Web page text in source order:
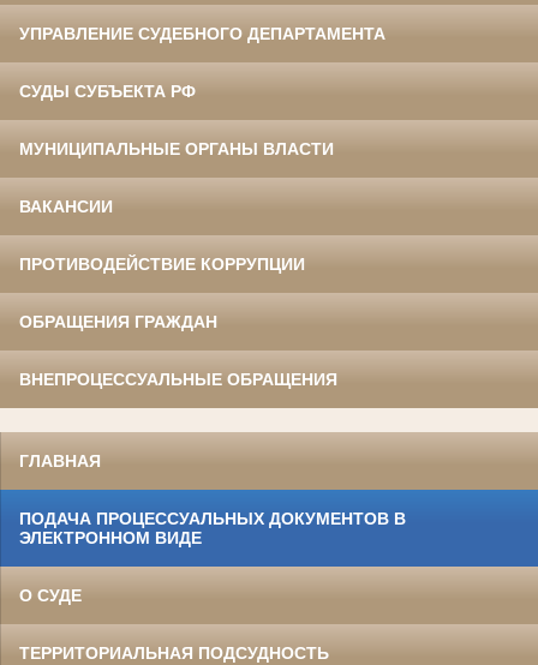
УПРАВЛЕНИЕ СУДЕБНОГО ДЕПАРТАМЕНТА
СУДЫ СУБЪЕКТА РФ
МУНИЦИПАЛЬНЫЕ ОРГАНЫ ВЛАСТИ
ВАКАНСИИ
ПРОТИВОДЕЙСТВИЕ КОРРУПЦИИ
ОБРАЩЕНИЯ ГРАЖДАН
ВНЕПРОЦЕССУАЛЬНЫЕ ОБРАЩЕНИЯ
ГЛАВНАЯ
ПОДАЧА ПРОЦЕССУАЛЬНЫХ ДОКУМЕНТОВ В
ЭЛЕКТРОННОМ ВИДЕ
О СУДЕ
ТЕРРИТОРИАЛЬНАЯ ПОДСУДНОСТЬ